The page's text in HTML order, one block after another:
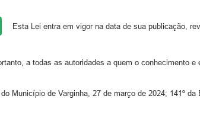
Esta Lei entra em vigor na data de sua publicação,
a todas as autoridades a quem o conhecimento
do Município de Varginha, 27 de março de 2024; 141º